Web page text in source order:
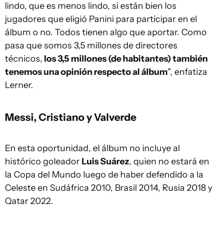
lindo, que es menos lindo, si están bien los
jugadores que eligió Panini para participar en el
álbum o no. Todos tienen algo que aportar. Como
pasa que somos 3,5 millones de directores
técnicos, los 3,5 millones (de habitantes) también
tenemos una opinión respecto al álbum", enfatiza
Lerner.
Messi, Cristiano y Valverde
En esta oportunidad, el álbum no incluye al
histórico goleador Luis Suárez, quien no estará en
la Copa del Mundo luego de haber defendido a la
Celeste en Sudáfrica 2010, Brasil 2014, Rusia 2018 y
Qatar 2022.